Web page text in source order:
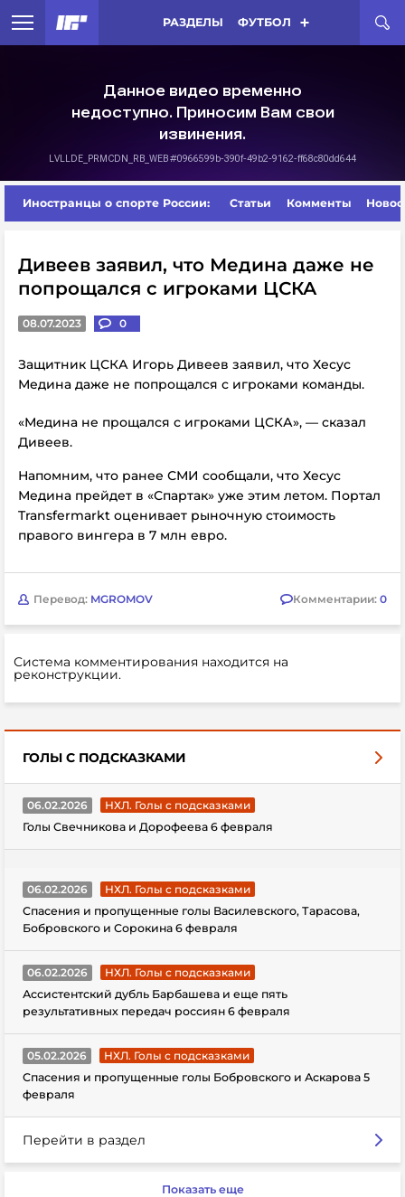
РАЗДЕЛЫ ФУТБОЛ
Иностранцы о спорте России: Статьи Комменты
Дивеев заявил, что Медина даже не
попрощался с игроками ЦСКА
08.07.2023 0
Защитник ЦСКА Игорь Дивеев заявил, что Хесус
Медина даже не попрощался с игроками команды.
«Медина не прощался с игроками ЦСКА», — сказал
Дивеев.
Напомним, что ранее СМИ сообщали, что Хесус
Медина прейдет в «Спартак» уже этим летом. Портал
Transfermarkt оценивает рыночную стоимость
правого вингера в 7 млн евро.
Перевод: MGROMOV Комментарии: 0
Система комментирования находится на
реконструкции.
ГОЛЫ С ПОДСКАЗКАМИ
06.02.2026
НХЛ. Голы с подсказками
Голы Свечникова и Дорофеева 6 февраля
06.02.2026
НХЛ. Голы с подсказками
Спасения и пропущенные голы Василевского, Тарасова,
Бобровского и Сорокина 6 февраля
06.02.2026
НХЛ. Голы с подсказками
Ассистентский дубль Барбашева и еще пять
результативных передач россиян 6 февраля
05.02.2026
НХЛ. Голы с подсказками
Спасения и пропущенные голы Бобровского и Аскарова 5
февраля
Перейти в раздел
Показать еще